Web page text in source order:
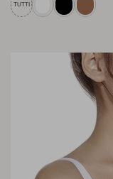
TUTTI